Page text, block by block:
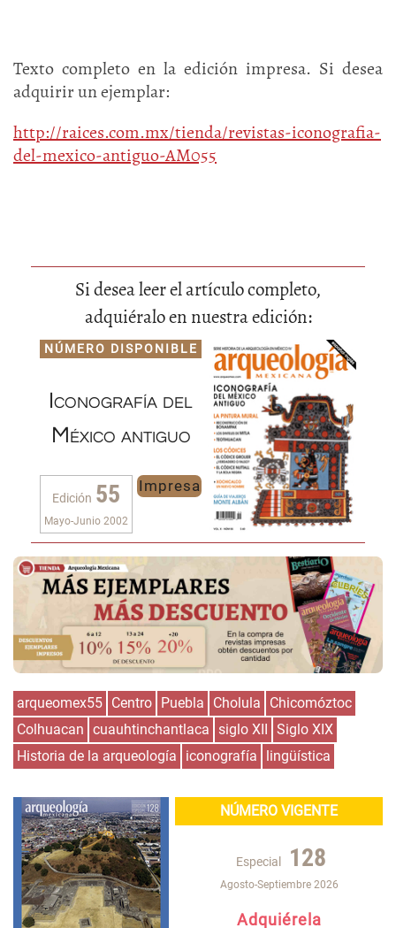
Texto completo en la edición impresa. Si desea
adquirir un ejemplar:
http://raices.com.mx/tienda/revistas-iconografia-
del-mexico-antiguo-AM055
Si desea leer el artículo completo,
adquiéralo en nuestra edición:
NÚMERO DISPONIBLE
Iconografía del
México antiguo
Edición 55
Mayo-Junio 2002
Impresa
arqueomex55 Centro Puebla Cholula
Chicomóztoc
Colhuacan cuauhtinchantlaca siglo XII Siglo XIX
Historia de la arqueología
iconografía lingüística
NÚMERO VIGENTE
Especial 128
Agosto-Septiembre 2026
Adquiérela